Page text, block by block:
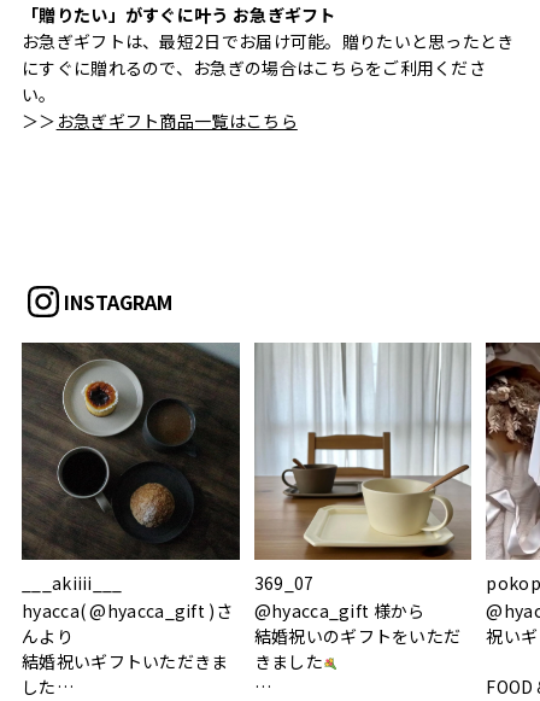
「贈りたい」がすぐに叶う お急ぎギフト
お急ぎギフトは、最短2日でお届け可能。贈りたいと思ったとき
にすぐに贈れるので、お急ぎの場合はこちらをご利用くださ
い。
＞＞ お急ぎギフト商品一覧はこちら
INSTAGRAM
___akiiii___
hyacca( @hyacca_gift )さ
んより
結婚祝いギフトいただきま
した
369_07
@hyacca_gift 様から
結婚祝いのギフトをいただ
きました
祝い
FOOD